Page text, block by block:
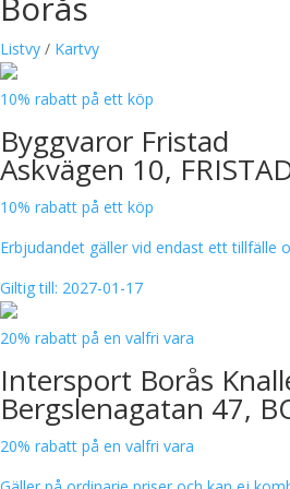
Listvy / Kartvy
10% rabatt på ett köp
Byggvaror Fristad
Askvägen 10,
10% rabatt på ett köp
Erbjudandet gäller vid endast ett tillfälle
Giltig till: 2027-01-17
20% rabatt på en valfri vara
Intersport Borås
Bergslenagatan 47,
20% rabatt på en valfri vara